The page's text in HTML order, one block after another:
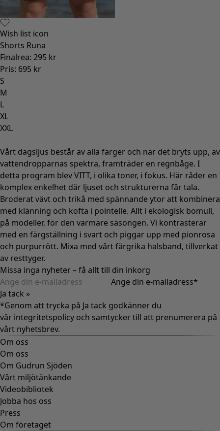
Wish list icon
Shorts Runa
Finalrea: 295 kr
Pris: 695 kr
S
M
L
XL
XXL
Vårt dagsljus består av alla färger och när det bryts upp, av
vattendropparnas spektra, framträder en regnbåge. I
detta program blev VITT, i olika toner, i fokus. Här råder en
komplex enkelhet där ljuset och strukturerna får tala.
Broderat vävt och trikå med spännande ytor att kombinera
med klänning och kofta i pointelle. Allt i ekologisk bomull,
på modeller, för den varmare säsongen. Vi kontrasterar
med en färgställning i svart och piggar upp med pionrosa
och purpurrött. Mixa med vårt färgrika halsband, tillverkat
av resttyger.
Missa inga nyheter – få allt till din inkorg
Ange din e-mailadress*
Ja tack »
*Genom att trycka på Ja tack godkänner du
vår integritetspolicy och samtycker till att prenumerera på
vårt nyhetsbrev.
Om oss
Om oss
Om Gudrun Sjöden
Vårt miljötänkande
Videobibliotek
Jobba hos oss
Press
Om företaget